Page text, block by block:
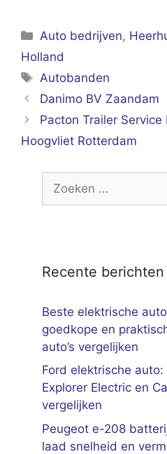
Categorieën
Auto bedrijven,
Holland
Tags
Autobanden
Danimo BV Zaandam
Pacton Trailer Service
Hoogvliet Rotterdam
naar:
Recente berichten
Beste elektrische
goedkope en
auto’s vergelijken
Ford elektrische
Explorer Electric en
vergelijken
Peugeot e-208
laad snelheid en